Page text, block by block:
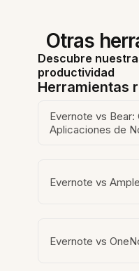
Otras
Descubre
productividad
Herramientas
Evernote vs
Aplicaciones de
Evernote vs
Evernote vs